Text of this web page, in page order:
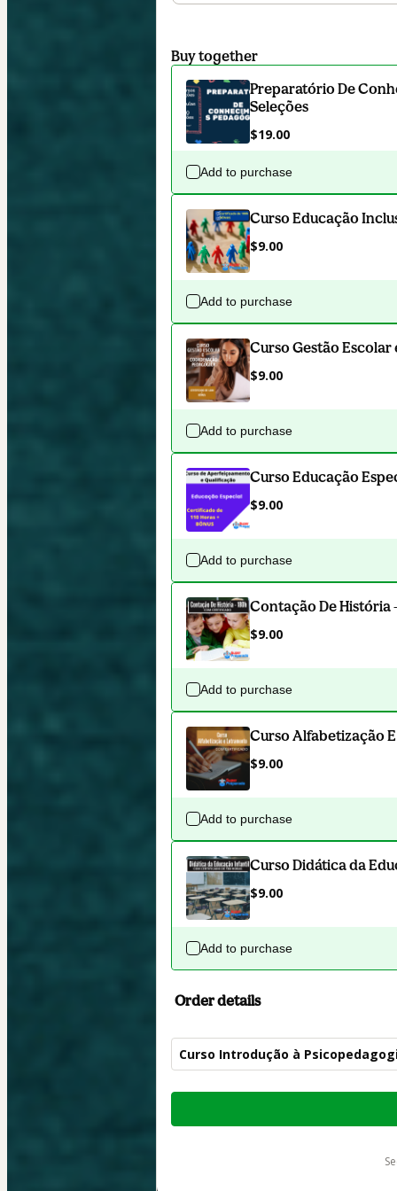
Buy together
Preparatório De
Seleções
$19.00
Add to purchase
Curso Educação
$9.00
Add to purchase
Curso Gestão
$9.00
Add to purchase
Curso Educação
$9.00
Add to purchase
Contação De História
$9.00
Add to purchase
Curso Alfabetização
$9.00
Add to purchase
Curso Didática da
$9.00
Add to purchase
Order details
Curso Introdução à
Total